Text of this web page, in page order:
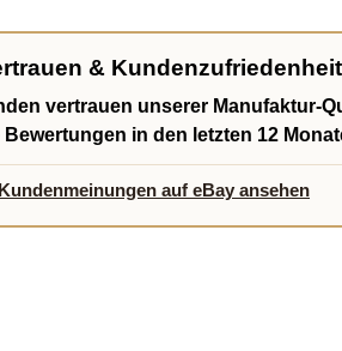
Vertrauen & Kundenzufriedenheit
vertrauen unserer Manufaktur-
Bewertungen in den letzten 12
auf eBay ansehen